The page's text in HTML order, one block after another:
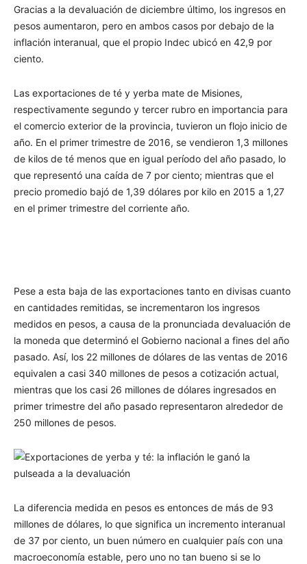
Gracias a la devaluación de diciembre último, los ingresos en
pesos aumentaron, pero en ambos casos por debajo de la
inflación interanual, que el propio Indec ubicó en 42,9 por
ciento.
Las exportaciones de té y yerba mate de Misiones,
respectivamente segundo y tercer rubro en importancia para
el comercio exterior de la provincia, tuvieron un flojo inicio de
año. En el primer trimestre de 2016, se vendieron 1,3 millones
de kilos de té menos que en igual período del año pasado, lo
que representó una caída de 7 por ciento; mientras que el
precio promedio bajó de 1,39 dólares por kilo en 2015 a 1,27
en el primer trimestre del corriente año.
Pese a esta baja de las exportaciones tanto en divisas cuanto
en cantidades remitidas, se incrementaron los ingresos
medidos en pesos, a causa de la pronunciada devaluación de
la moneda que determinó el Gobierno nacional a fines del año
pasado. Así, los 22 millones de dólares de las ventas de 2016
equivalen a casi 340 millones de pesos a cotización actual,
mientras que los casi 26 millones de dólares ingresados en
primer trimestre del año pasado representaron alrededor de
250 millones de pesos.
La diferencia medida en pesos es entonces de más de 93
millones de dólares, lo que significa un incremento interanual
de 37 por ciento, un buen número en cualquier país con una
macroeconomía estable, pero uno no tan bueno si se lo